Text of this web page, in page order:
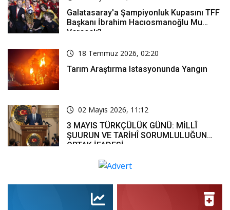
Galatasaray'a Şampiyonluk Kupasını TFF
Başkanı İbrahim Hacıosmanoğlu Mu
Verecek?
18 Temmuz 2026, 02:20
Tarım Araştırma Istasyonunda Yangın
02 Mayıs 2026, 11:12
3 MAYIS TÜRKÇÜLÜK GÜNÜ: MİLLÎ
ŞUURUN VE TARİHÎ SORUMLULUĞUN
ORTAK İFADESİ